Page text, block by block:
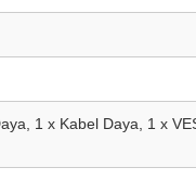
1 x Kabel Daya, 1 x